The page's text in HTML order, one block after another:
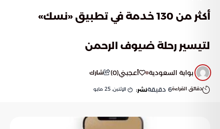
أكثر من 130 خدمة في تطبيق «نسك»
لتيسير رحلة ضيوف الرحمن
بوابة السعودية أعجبني(
0
) شارك
دقائق القراءة6 دقيقةنشر: الإثنين, 25 مايو